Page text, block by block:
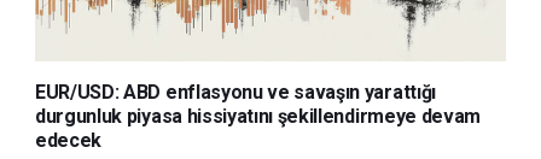
EUR/USD: ABD enflasyonu ve savaşın yarattığı
durgunluk piyasa hissiyatını şekillendirmeye devam
edecek